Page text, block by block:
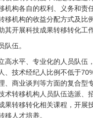
机构各自的权利、义务和责
移机构的收益分配方式及比
其开展科技成果转移转化工作
伍。
水平、专业化的人员队伍
、技术经纪人比例不低于
、商业谈判等方面的复合型
术转移机构人员队伍选派、
果转移转化相关课程，开展
移人才培养。